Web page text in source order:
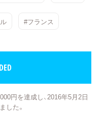
#フランス
円を達成し、2016年5月2日
した。